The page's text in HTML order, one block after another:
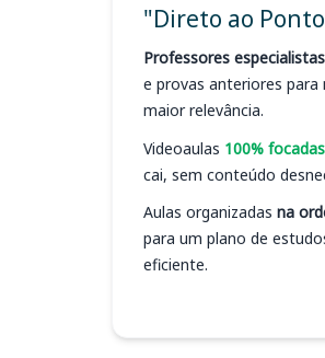
"Direto ao
Professores especialistas
e provas anteriores
maior relevância.
Videoaulas 100% focadas
cai, sem conteúdo
Aulas organizadas na
para um plano de
eficiente.